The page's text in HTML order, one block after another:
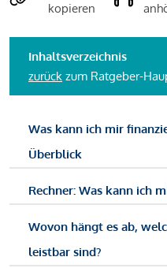
kopieren
Inhaltsverzeichnis
zurück zum Ratgeber-
Was kann ich mir
Überblick
Rechner: Was kann ich
Wovon hängt es ab,
leistbar sind?